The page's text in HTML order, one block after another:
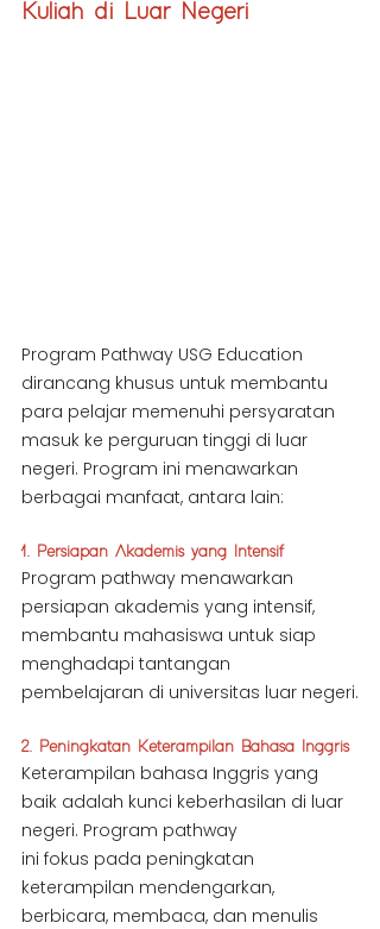
Kuliah di Luar Negeri
Program Pathway USG Education
dirancang khusus untuk membantu
para pelajar memenuhi persyaratan
masuk ke perguruan tinggi di luar
negeri. Program ini menawarkan
berbagai manfaat, antara lain:
1. Persiapan Akademis yang Intensif
Program pathway menawarkan
persiapan akademis yang intensif,
membantu mahasiswa untuk siap
menghadapi tantangan
pembelajaran di universitas luar negeri.
2. Peningkatan Keterampilan Bahasa Inggris
Keterampilan bahasa Inggris yang
baik adalah kunci keberhasilan di luar
negeri. Program pathway
ini fokus pada peningkatan
keterampilan mendengarkan,
berbicara, membaca, dan menulis